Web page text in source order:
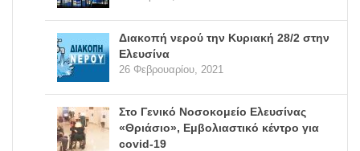
Διακοπή νερού την Κυριακή 28/2 στην
Ελευσίνα
26 Φεβρουαρίου, 2021
Στο Γενικό Νοσοκομείο Ελευσίνας
«Θριάσιο», Εμβολιαστικό κέντρο για
covid-19